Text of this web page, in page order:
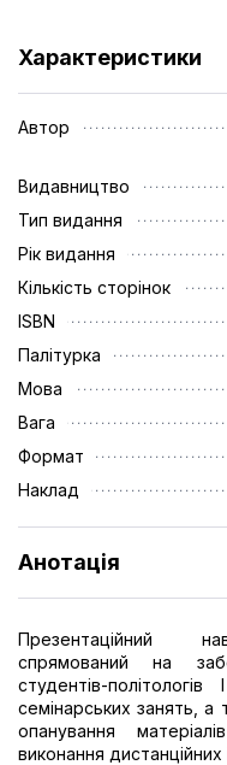
Характеристики
Автор
Видавництво
Тип видання
Рік видання
Кількість сторінок
ISBN
Палітурка
Мова
Вага
Формат
Наклад
Анотація
Презентаційний
спрямований на
студентів-
семінарських занять,
опанування
виконання дистанційних